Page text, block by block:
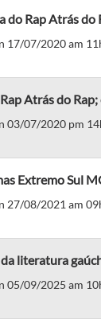
do Rap Atrás do
17/07/2020 am
Atrás do
03/07/2020 pm
Extremo Sul
27/08/2021 am
literatura
05/09/2025 am